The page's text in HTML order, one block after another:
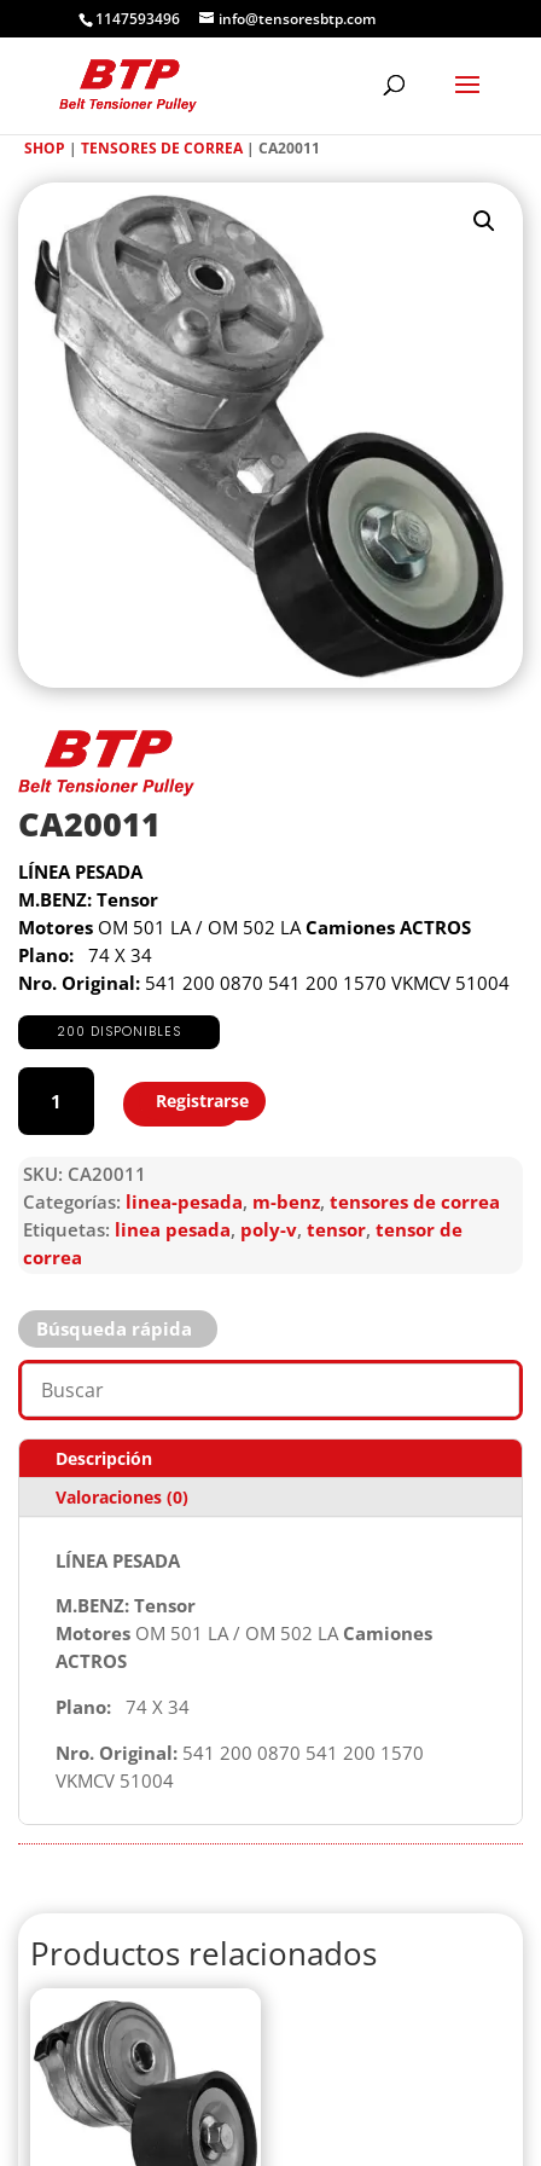
1147593496 info@tensoresbtp.com
SHOP | TENSORES DE CORREA| CA20011
CA20011
LÍNEA PESADA
M.BENZ: Tensor
Motores OM 501 LA / OM 502 LACamiones ACTROS
Plano: 74 X 34
Nro. Original: 541 200 0870 541 200 1570 VKMCV 51004
200 DISPONIBLES
CA20011
cantidad
Agregar
Registrarse
SKU: CA20011
Categorías: linea-pesada, m-benz, tensores de correa
Etiquetas: linea pesada, poly-v, tensor, tensor de
correa
Búsqueda rápida
Descripción
Valoraciones (0)
LÍNEA PESADA
M.BENZ: Tensor
Motores OM 501 LA / OM 502 LA Camiones
ACTROS
Plano: 74 X 34
Nro. Original: 541 200 0870 541 200 1570
VKMCV 51004
Productos relacionados